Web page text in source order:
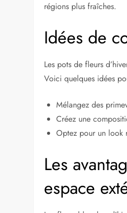
régions plus fraîches.
Idées de
Les pots de fleurs
Voici quelques idées
Mélangez des
Créez une
Optez pour un look
Les
espace